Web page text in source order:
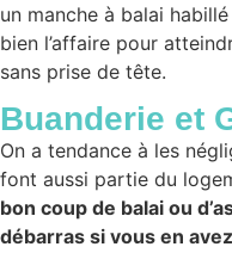
un manche à balai
bien l’affaire pour
sans prise de tête.
Buanderie et
On a tendance à les
font aussi partie du
bon coup de balai ou
débarras si vous en